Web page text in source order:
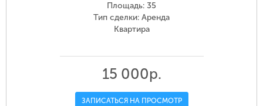
Площадь: 35
Тип сделки: Аренда
Квартира
15 000р.
ЗАПИСАТЬСЯ НА ПРОСМОТР